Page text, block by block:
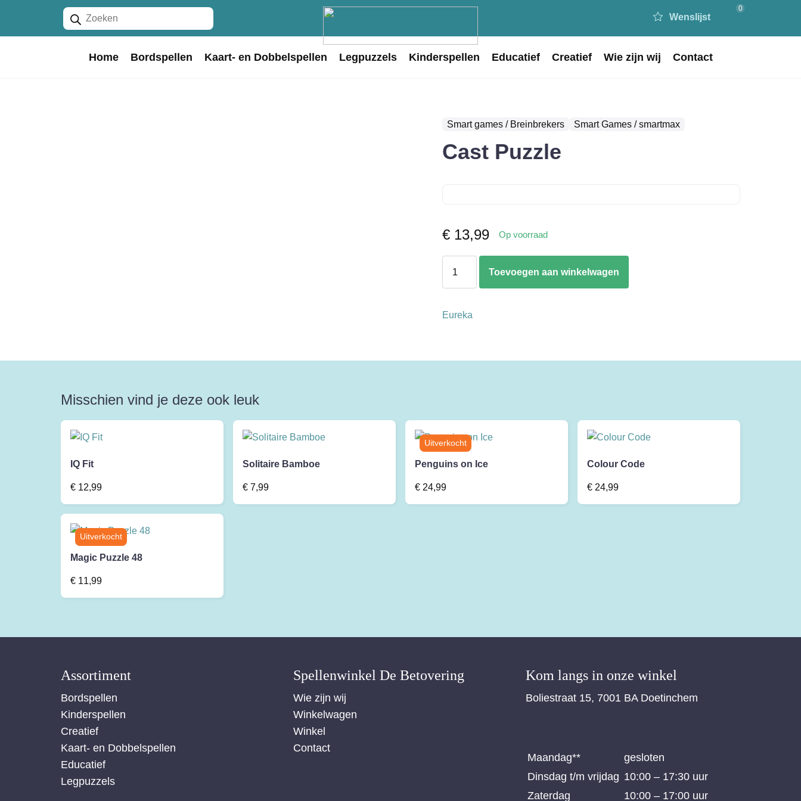
Producten
zoeken
Wenslijst
0
Home Bordspellen Kaart- en Dobbelspellen Legpuzzels Kinderspellen Educatief Creatief Wie zijn wij Contact
Smart games / Breinbrekers Smart Games / smartmax
Cast Puzzle
€ 13,99 Op voorraad
Puzzle
Toevoegen aan winkelwagen
Eureka
Misschien vind je deze ook leuk
IQ Fit
€ 12,99
Solitaire Bamboe
€ 7,99
Penguins on Ice
€ 24,99
Colour Code
€ 24,99
Magic Puzzle 48
€ 11,99
Assortiment
Bordspellen
Kinderspellen
Creatief
Kaart- en Dobbelspellen
Educatief
Legpuzzels
Spellenwinkel De Betover​ing
Wie zijn wij
Winkelwagen
Winkel
Contact
Kom langs in onze winkel
Boliestraat 15, 7001 BA Doetinchem
Maandag**
gesloten
Dinsdag t/m vrijdag 10:00 – 17:30 uur
Zaterdag
10:00 – 17:00 uur